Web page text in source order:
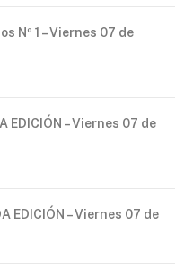
Nº 1 – Viernes 07 de
EDICIÓN – Viernes 07 de
EDICIÓN – Viernes 07 de